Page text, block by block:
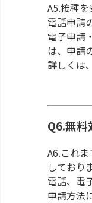
A5.接種
電話申請
電子申請
は、申請
詳しくは、
Q6.無
A6.これ
しており
電話、電
申請方法